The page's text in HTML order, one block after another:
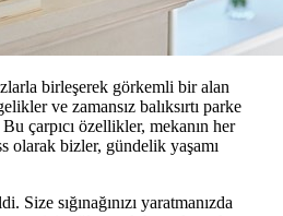
birleşerek görkemli bir alan
ve zamansız balıksırtı parke
çarpıcı özellikler, mekanın her
olarak bizler, gündelik yaşamı
Size sığınağınızı yaratmanızda